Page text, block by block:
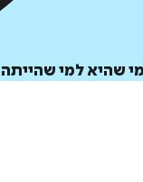
שהיא למי